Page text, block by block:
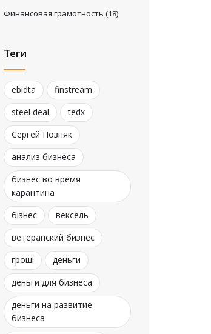
Финансовая грамотность (18)
Теги
ebidta
finstream
steel deal
tedx
Сергей Позняк
анализ бизнеса
бизнес во время
карантина
бізнес
вексель
ветеранский бизнес
гроші
деньги
деньги для бизнеса
деньги на развитие
бизнеса